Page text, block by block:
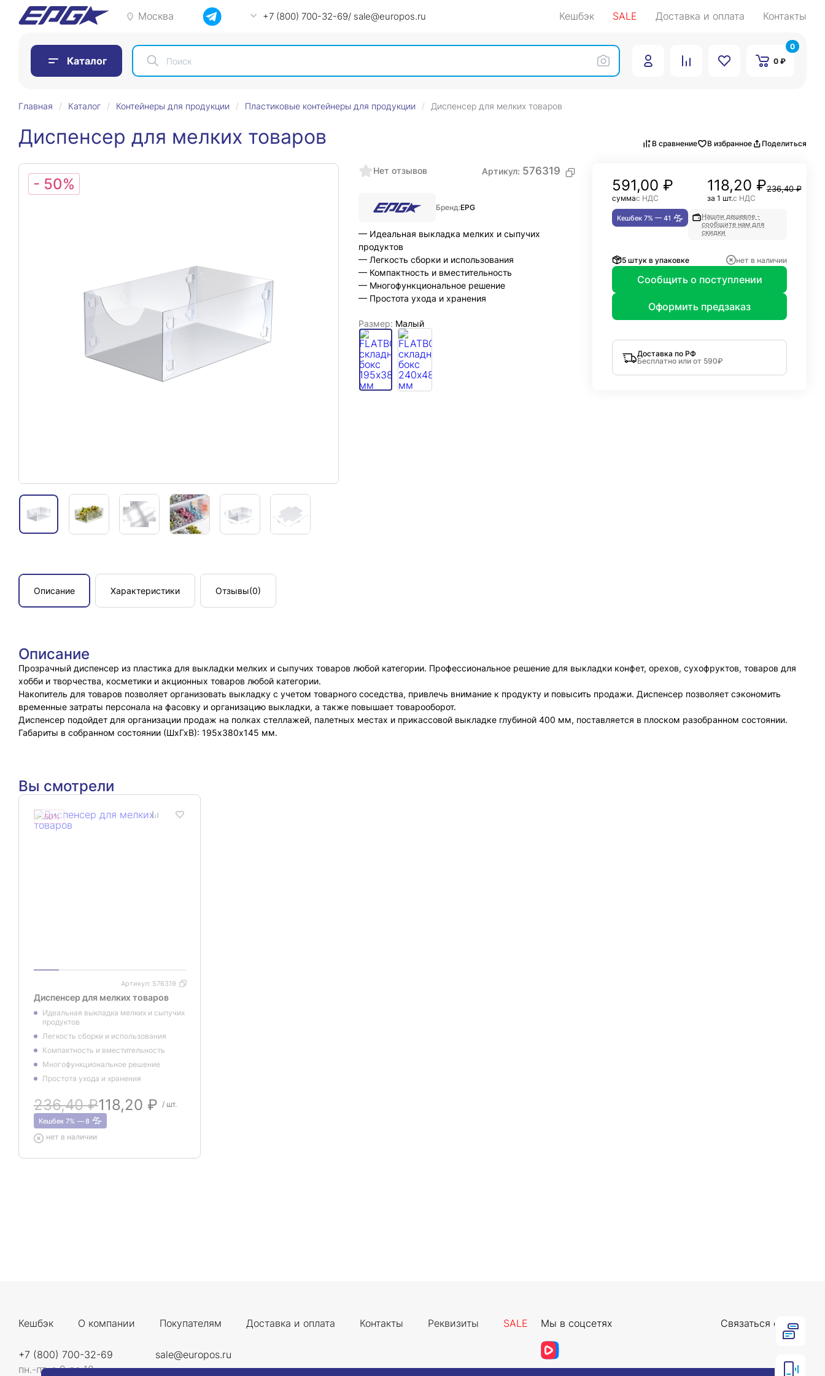
Москва +7 (800) 700-32-69/ sale@europos.ru Кешбэк SALE Доставка и оплата Контакты
Каталог 0 ₽
0
Главная Каталог Контейнеры для продукции Пластиковые контейнеры для продукции Диспенсер для мелких товаров
Диспенсер для мелких товаров В сравнение В избранное Поделиться
- 50%
Нет отзывов Артикул: 576319
Бренд:EPG
— Идеальная выкладка мелких и сыпучих
продуктов
— Легкость сборки и использования
— Компактность и вместительность
— Многофункциональное решение
— Простота ухода и хранения
Размер: Малый
591,00 ₽
суммас НДС
118,20 ₽236,40 ₽
за 1 шт.с НДС
Кешбек 7% — 41
Нашли дешевле -
сообщите нам для
скидки
5 штук в упаковке нет в наличии
Сообщить о поступлении
Оформить предзаказ
Доставка по РФ
Бесплатно или от 590₽
Описание Характеристики Отзывы(0)
Описание
Прозрачный диспенсер из пластика для выкладки мелких и сыпучих товаров любой категории. Профессиональное решение для выкладки конфет, орехов, сухофруктов, товаров для
хобби и творчества, косметики и акционных товаров любой категории.
Накопитель для товаров позволяет организовать выкладку с учетом товарного соседства, привлечь внимание к продукту и повысить продажи. Диспенсер позволяет сэкономить
временные затраты персонала на фасовку и организацию выкладки, а также повышает товарооборот.
Диспенсер подойдет для организации продаж на полках стеллажей, палетных местах и прикассовой выкладке глубиной 400 мм, поставляется в плоском разобранном состоянии.
Габариты в собранном состоянии (ШхГхВ): 195х380х145 мм.
Вы смотрели
- 50%
Артикул: 576319
Диспенсер для мелких товаров
Идеальная выкладка мелких и сыпучих
продуктов
Легкость сборки и использования
Компактность и вместительность
Многофункциональное решение
Простота ухода и хранения
236,40 ₽118,20 ₽ / шт.
Кешбек 7% 8
нет в наличии
Кешбэк О компании Покупателям Доставка и оплата Контакты Реквизиты SALE
+7 (800) 700-32-69
пн.-пт. с 9 до 18
sale@europos.ru
Мы в соцсетях Связаться с нами